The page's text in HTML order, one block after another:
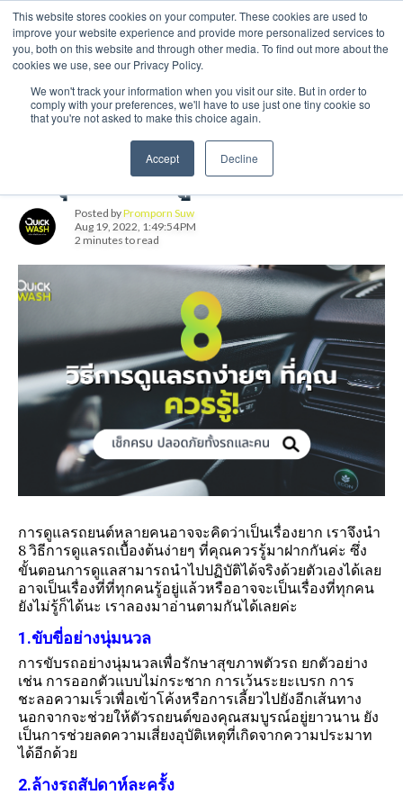
This website stores cookies on your computer. These cookies are used to
improve your website experience and provide more personalized services to
you, both on this website and through other media. To find out more about the
cookies we use, see our Privacy Policy.
We won't track your information when you visit our site. But in order to
comply with your preferences, we'll have to use just one tiny cookie so
that you're not asked to make this choice again.
Accept Decline
E-mail : Quickwashthailand@gmail.com Tel : 092-281-2771
8 วิธีการดูแลรถง่ายๆ
ที่คุณควรรู้
Posted byPromporn Suw
Aug 19, 2022, 1:49:54 PM
2 minutes to read
การดูแลรถยนต์หลายคนอาจจะคิดว่าเป็นเรื่องยาก เราจึงนำ
8วิธีการดูแลรถเบื้องต้นง่ายๆ ที่คุณควรรู้มาฝากกันค่ะ ซึ่ง
ขั้นตอนการดูแลสามารถนำไปปฏิบัติได้จริงด้วยตัวเองได้เลย
อาจเป็นเรื่องที่ที่ทุกคนรู้อยู่แล้วหรืออาจจะเป็นเรื่องที่ทุกคน
ยังไม่รู้ก็ได้นะ เราลองมาอ่านตามกันได้เลยค่ะ
1.ขับขี่อย่างนุ่มนวล
การขับรถอย่างนุ่มนวลเพื่อรักษาสุขภาพตัวรถ ยกตัวอย่าง
เช่น การออกตัวแบบไม่กระชาก การเว้นระยะเบรก การ
ชะลอความเร็วเพื่อเข้าโค้งหรือการเลี้ยวไปยังอีกเส้นทาง
นอกจากจะช่วยให้ตัวรถยนต์ของคุณสมบูรณ์อยู่ยาวนาน ยัง
เป็นการช่วยลดความเสี่ยงอุบัติเหตุที่เกิดจากความประมาท
ได้อีกด้วย
2.ล้างรถสัปดาห์ละครั้ง